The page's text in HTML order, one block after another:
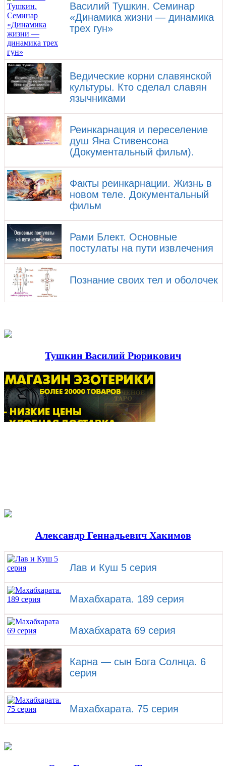
Василий Тушкин. Семинар
«Динамика жизни — динамика
трех гун»
Ведические корни славянской
культуры. Кто сделал славян
язычниками
Реинкарнация и переселение
душ Яна Стивенсона
(Документальный фильм).
Факты реинкарнации. Жизнь в
новом теле. Документальный
фильм
Рами Блект. Основные
постулаты на пути извлечения
Познание своих тел и оболочек
Тушкин Василий Рюрикович
Александр Геннадьевич Хакимов
Лав и Куш 5 серия
Махабхарата. 189 серия
Махабхарата 69 серия
Карна — сын Бога Солнца. 6
серия
Махабхарата. 75 серия